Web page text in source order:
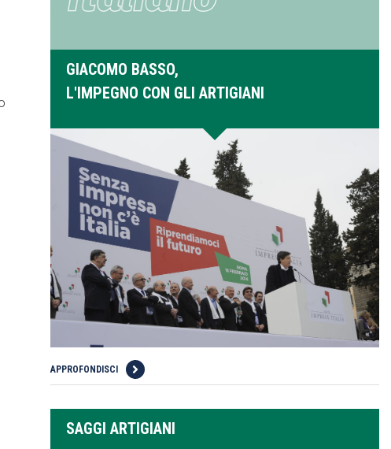
GIACOMO BASSO,
L'IMPEGNO CON GLI ARTIGIANI
APPROFONDISCI
SAGGI ARTIGIANI